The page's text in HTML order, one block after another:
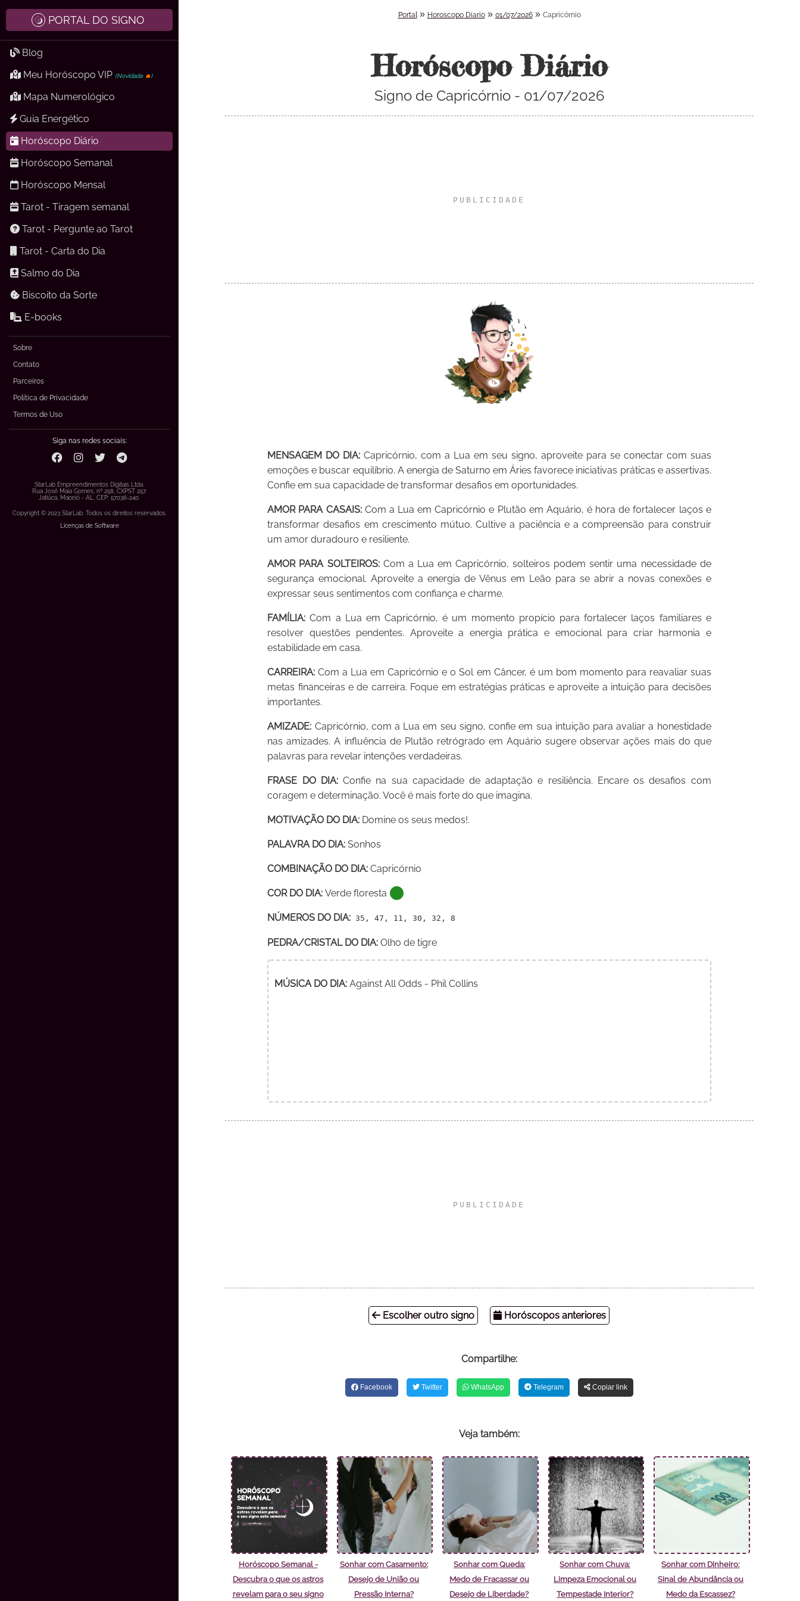
PORTAL DO SIGNO
Blog
Meu Horóscopo VIP (Novidade 🔥)
Mapa Numerológico
Guia Energético
Horóscopo Diário
Horóscopo Semanal
Horóscopo Mensal
Tarot - Tiragem semanal
Tarot - Pergunte ao Tarot
Tarot - Carta do Dia
Salmo do Dia
Biscoito da Sorte
E-books
Sobre
Contato
Parceiros
Política de Privacidade
Termos de Uso
Siga nas redes sociais:
StarLab Empreendimentos Digitais Ltda.
Rua José Maia Gomes, nº 258, CXPST 257.
Jatiúca, Maceió - AL, CEP: 57036-240.
Copyright © 2023 StarLab. Todos os direitos reservados.
Licenças de Software
Portal » Horoscopo Diario» 01/07/2026» Capricórnio
Horóscopo Diário
Signo de Capricórnio - 01/07/2026
MENSAGEM DO DIA: Capricórnio, com a Lua em seu signo, aproveite para se conectar com suas
emoções e buscar equilíbrio. A energia de Saturno em Áries favorece iniciativas práticas e assertivas.
Confie em sua capacidade de transformar desafios em oportunidades.
AMOR PARA CASAIS:Com a Lua em Capricórnio e Plutão em Aquário, é hora de fortalecer laços e
transformar desafios em crescimento mútuo. Cultive a paciência e a compreensão para construir
um amor duradouro e resiliente.
AMOR PARA SOLTEIROS:Com a Lua em Capricórnio, solteiros podem sentir uma necessidade de
segurança emocional. Aproveite a energia de Vênus em Leão para se abrir a novas conexões e
expressar seus sentimentos com confiança e charme.
FAMÍLIA: Com a Lua em Capricórnio, é um momento propício para fortalecer laços familiares e
resolver questões pendentes. Aproveite a energia prática e emocional para criar harmonia e
estabilidade em casa.
CARREIRA: Com a Lua em Capricórnio e o Sol em Câncer, é um bom momento para reavaliar suas
metas financeiras e de carreira. Foque em estratégias práticas e aproveite a intuição para decisões
importantes.
AMIZADE: Capricórnio, com a Lua em seu signo, confie em sua intuição para avaliar a honestidade
nas amizades. A influência de Plutão retrógrado em Aquário sugere observar ações mais do que
palavras para revelar intenções verdadeiras.
FRASE DO DIA:Confie na sua capacidade de adaptação e resiliência. Encare os desafios com
coragem e determinação. Você é mais forte do que imagina.
MOTIVAÇÃO DO DIA: Domine os seus medos!.
PALAVRA DO DIA: Sonhos
COMBINAÇÃO DO DIA: Capricórnio
COR DO DIA: Verde floresta
NÚMEROS DO DIA: 35, 47, 11, 30, 32, 8
PEDRA/CRISTAL DO DIA: Olho de tigre
MÚSICA DO DIA: Against All Odds - Phil Collins
Escolher outro signo Horóscopos anteriores
Compartilhe:
Facebook Twitter WhatsApp Telegram Copiar link
Veja também:
Horóscopo Semanal -
Descubra o que os astros
revelam para o seu signo
Sonhar com Casamento:
Desejo de União ou
Pressão Interna?
Sonhar com Queda:
Medo de Fracassar ou
Desejo de Liberdade?
Sonhar com Chuva:
Limpeza Emocional ou
Tempestade Interior?
Sonhar com Dinheiro:
Sinal de Abundância ou
Medo da Escassez?